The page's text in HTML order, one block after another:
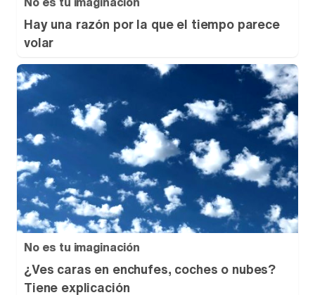
Hay una razón por la que el tiempo parece
volar
No es tu imaginación
¿Ves caras en enchufes, coches o nubes?
Tiene explicación